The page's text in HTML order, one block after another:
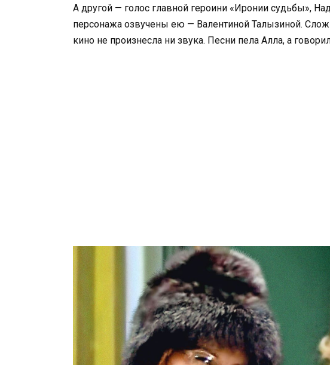
А другой — голос главной героини «Иронии судьбы»,
персонажа озвучены ею — Валентиной Талызиной.
кино не произнесла ни звука. Песни пела Алла, а